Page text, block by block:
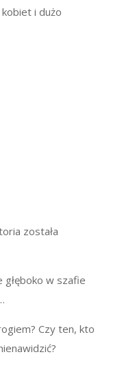
i dużo
została
głęboko w szafie
Czy ten, kto